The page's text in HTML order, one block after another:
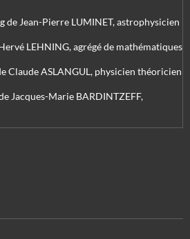
de Jean-Pierre LUMINET, astrophysicien
LEHNING, agrégé de mathématiques
Claude ASLANGUL, physicien théoricien
Jacques-Marie BARDINTZEFF,